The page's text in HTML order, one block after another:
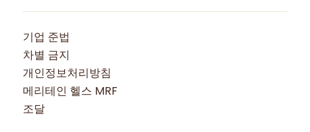
기업 준법
차별 금지
개인정보처리방침
메리테인 헬스 MRF
조달